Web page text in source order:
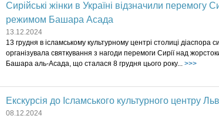
Сирійські жінки в Україні відзначили перемогу
режимом Башара Асада
13.12.2024
13 грудня в ісламському культурному центрі столиці діаспора
організувала святкування з нагоди перемоги Сирії над
Башара аль-Асада, що сталася 8 грудня цього року... >>>
Екскурсія до Ісламського культурного центру
08.12.2024